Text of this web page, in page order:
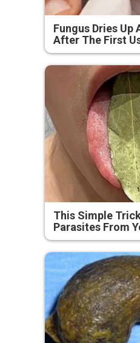
Fungus Dries Up
After The First
This Simple Trick
Parasites From